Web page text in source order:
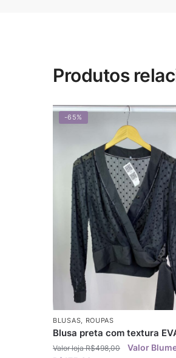
Produtos
-65%
BLUSAS ROUPAS
Blusa preta com textura
R$498,00